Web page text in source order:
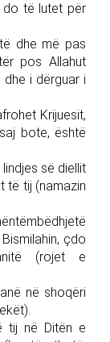
do të lutet për
dhe më pas
pos Allahut
dhe i dërguar i
Krijuesit,
bote, është
së diellit
të tij (namazin
çdo
(rojet e
në shoqëri
tij në Ditën e